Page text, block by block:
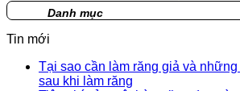
Danh mục
Tin mới
Tại sao cần làm răng giả và
sau khi làm răng